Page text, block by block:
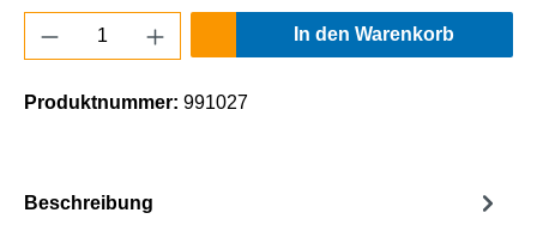
Produkt Anzahl: Gib den gewünschten
In den Warenkorb
Produktnummer: 991027
Beschreibung